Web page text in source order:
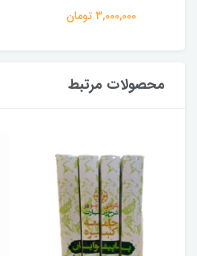
3,000,000 تومان
محصولات مرتبط